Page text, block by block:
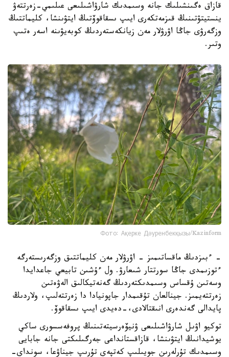
قازاق ەگىنشىلىك جانە وسىمدىك شارۋاشىلىعى عىلىمي-زەرتتەۋ
ينستيتۋتىنىڭ قىزمەتكەرى ايىپ ىسقاقوۆتىڭ ايتۋىنشا، كليماتتىڭ
وزگەرۋى جاڭا اۋرۋلار مەن زيانكەستەردىڭ كوبەيۋىنە اسەر ەتىپ
وتىر.
Фото: Ақерке Дәуренбекқызы/Kazinform
- ءبىزدىڭ ماقساتىمىز - اۋرۋلار مەن كليماتتىق وزگەرىستەرگە
ءتوزىمدى جاڭا سورتتار شىعارۋ. ول ءۇشىن تابيعي جاعدايدا
وسەتىن ۇقساس وسىمدىكتەردىڭ گەنەتيكالىق الەۋەتىن
زەرتتەيمىز. جينالعان تۇقىمدار جاپونيادا دا زەرتتەلىپ، ولاردىڭ
پايدالى گەندەرى انىقتالادى،-دەيدى ايىپ ىسقاقوۆ.
توكيو اۋىل شارۋاشىلىعى ۋنيۆەرسيتەتىنىڭ پروفەسسورى ساكي
يوشيدانىڭ ايتۋىنشا، قازاقستانداعى جەرگىلىكتى جانە جابايى
وسىمدىك تۇرلەرىن جويىلىپ كەتپەي تۇرىپ جيناۋعا، سونداي-